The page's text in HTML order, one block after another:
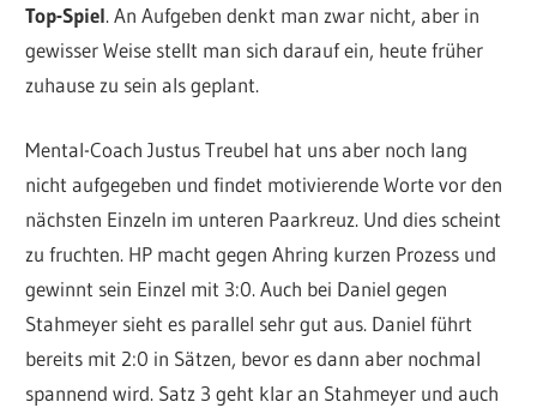
Top-Spiel. An Aufgeben denkt man zwar nicht, aber in
gewisser Weise stellt man sich darauf ein, heute früher
zuhause zu sein als geplant.
Mental-Coach Justus Treubel hat uns aber noch lang
nicht aufgegeben und findet motivierende Worte vor den
nächsten Einzeln im unteren Paarkreuz. Und dies scheint
zu fruchten. HP macht gegen Ahring kurzen Prozess und
gewinnt sein Einzel mit 3:0. Auch bei Daniel gegen
Stahmeyer sieht es parallel sehr gut aus. Daniel führt
bereits mit 2:0 in Sätzen, bevor es dann aber nochmal
spannend wird. Satz 3 geht klar an Stahmeyer und auch